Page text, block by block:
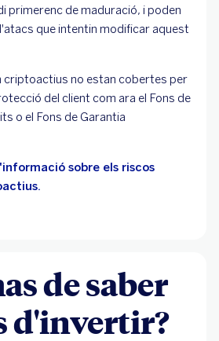
primerenc de maduració, i poden
que intentin modificar aquest
criptoactius no estan cobertes per
del client com ara el Fons de
o el Fons de Garantia
sobre els riscos
de saber
d'invertir?